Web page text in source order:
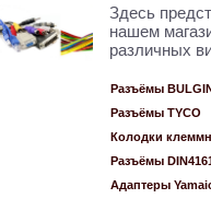
Здесь
нашем
различных
Разъёмы
Разъёмы TYCO
Колодки
Разъёмы
Адаптеры